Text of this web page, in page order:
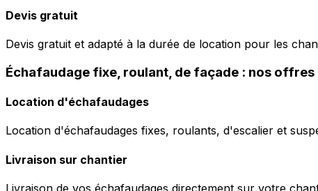
Devis gratuit
Devis gratuit et adapté à la durée de location pour les
Échafaudage fixe, roulant, de façade : nos offres
Location d'échafaudages
Location d'échafaudages fixes, roulants, d'escalier et
Livraison sur chantier
Livraison de vos échafaudages directement sur votre